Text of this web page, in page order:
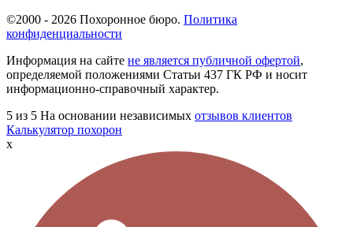
©2000 - 2026 Похоронное бюро. Политика
конфиденциальности
Информация на сайте не является публичной офертой,
определяемой положениями Статьи 437 ГК РФ и носит
информационно-справочный характер.
5 из 5 На основании независимых отзывов клиентов
Калькулятор похорон
x